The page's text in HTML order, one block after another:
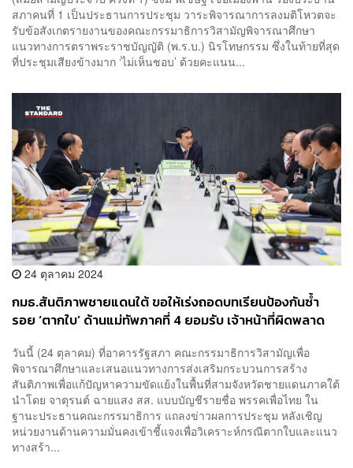
สภาคนที่ 1 เป็นประธานการประชุม วาระพิจารณาการลงมติโหวตจะ
รับข้อสังเกตรายงานของคณะกรรมาธิการวิสามัญพิจารณาศึกษา
แนวทางการตราพระราชบัญญัติ (พ.ร.บ.) นิรโทษกรรม ซึ่งในท้ายที่สุด
ที่ประชุมเสียงข้างมาก ‘ไม่เห็นชอบ’ ด้วยคะแนน...
24 ตุลาคม 2024
กมธ.สันติภาพชายแดนใต้ ขอให้เร่งถอดบทเรียนป้องกันซ้ำ
รอย ‘ตากใบ’ ด้านแม่ทัพภาคที่ 4 ยอมรับ เจ้าหน้าที่ผิดพลาด
วันนี้ (24 ตุลาคม) ที่อาคารรัฐสภา คณะกรรมาธิการวิสามัญเพื่อ
พิจารณาศึกษาและเสนอแนวทางการส่งเสริมกระบวนการสร้าง
สันติภาพเพื่อแก้ปัญหาความขัดแย้งในพื้นที่สามจังหวัดชายแดนภาคใต้
นำโดย จาตุรนต์ ฉายแสง สส. แบบบัญชีรายชื่อ พรรคเพื่อไทย ใน
ฐานะประธานคณะกรรมาธิการ แถลงข่าวผลการประชุม หลังเชิญ
หน่วยงานด้านความมั่นคงเข้าชี้แจงเพื่อวิเคราะห์กรณีตากใบและแนว
ทางสร้า...